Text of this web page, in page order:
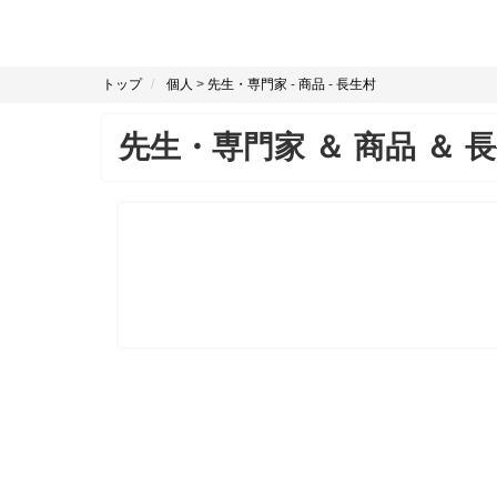
トップ 個人 > 先生・専門家 - 商品 - 長生村
先生・専門家 ＆ 商品 ＆